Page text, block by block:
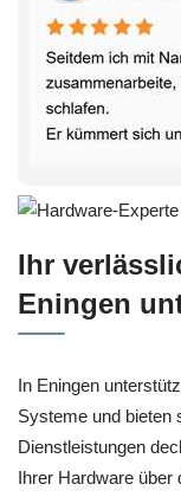
Ihr
Eningen
In Eningen
Systeme und bieten
Dienstleistungen
Ihrer Hardware über